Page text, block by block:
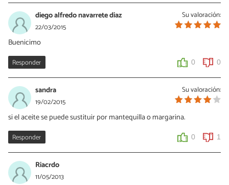
Su valoración:
diego alfredo navarrete diaz
22/03/2015
Buenicimo
Responder 0 0
Su valoración:
sandra
19/02/2015
si el aceite se puede sustituir por mantequilla o margarina.
Responder 0 1
Riacrdo
11/05/2013